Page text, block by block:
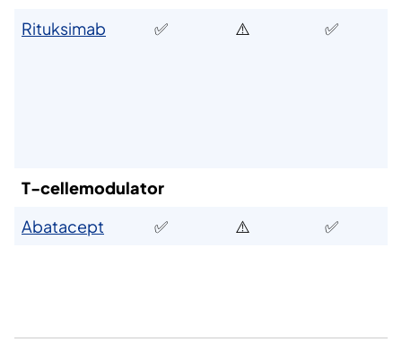
Rituksimab ✅ ⚠️ ✅
T-cellemodulator
Abatacept
✅ ⚠️ ✅